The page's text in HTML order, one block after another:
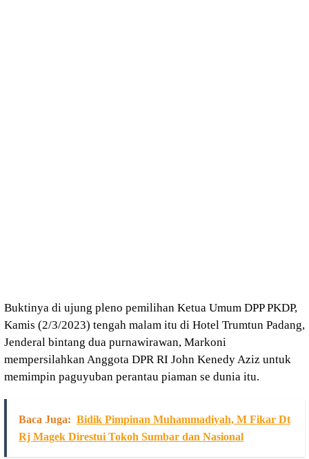
Buktinya di ujung pleno pemilihan Ketua Umum DPP PKDP,
Kamis (2/3/2023) tengah malam itu di Hotel Trumtun Padang,
Jenderal bintang dua purnawirawan, Markoni
mempersilahkan Anggota DPR RI John Kenedy Aziz untuk
memimpin paguyuban perantau piaman se dunia itu.
Baca Juga: Bidik Pimpinan Muhammadiyah, M Fikar Dt
Rj Magek Direstui Tokoh Sumbar dan Nasional